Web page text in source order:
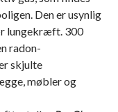
Den er usynlig
lungekræft. 300
radon-
skjulte
møbler og